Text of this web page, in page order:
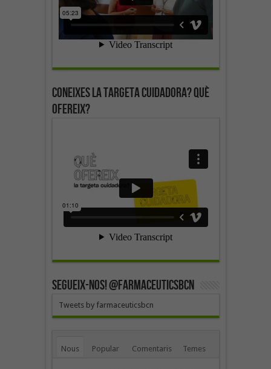
Coneixes la targeta cuidadora? Què
ofereix?
SEGUEIX-NOS! @farmaceuticsbcn
Tweets by farmaceuticsbcn
Nous Popular Comentaris Temes